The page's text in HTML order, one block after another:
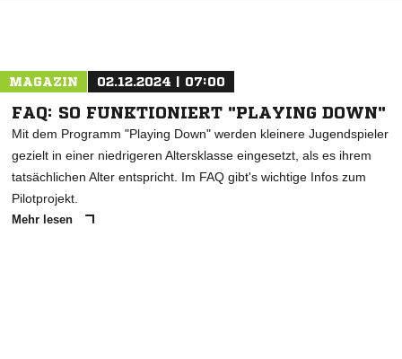
MAGAZIN 02.12.2024 | 07:00
FAQ: SO FUNKTIONIERT "PLAYING DOWN"
Mit dem Programm "Playing Down" werden kleinere Jugendspieler
gezielt in einer niedrigeren Altersklasse eingesetzt, als es ihrem
tatsächlichen Alter entspricht. Im FAQ gibt's wichtige Infos zum
Pilotprojekt.
Mehr lesen